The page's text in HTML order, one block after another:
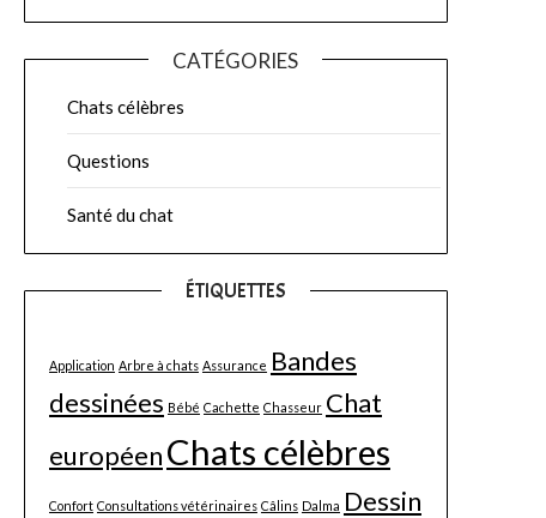
CATÉGORIES
Chats célèbres
Questions
Santé du chat
ÉTIQUETTES
Application Arbre à chats Assurance Bandes
dessinées Bébé Cachette Chasseur Chat
européenChats célèbres
Confort Consultations vétérinaires Câlins Dalma Dessin